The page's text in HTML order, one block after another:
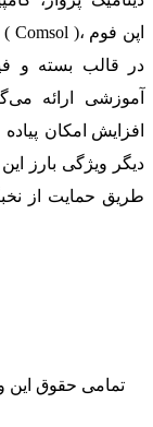
آموزشی ارائه
افزایش امکان
دیگر ویژگی بارز
طریق حمایت از
تمامی حقوق این